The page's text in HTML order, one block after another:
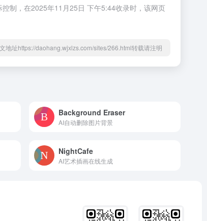
制，在2025年11月25日 下午5:44收录时，该网页
地址https://daohang.wjxlzs.com/sites/266.html转载请注明
Background Eraser
AI自动删除图片背景
NightCafe
AI艺术插画在线生成